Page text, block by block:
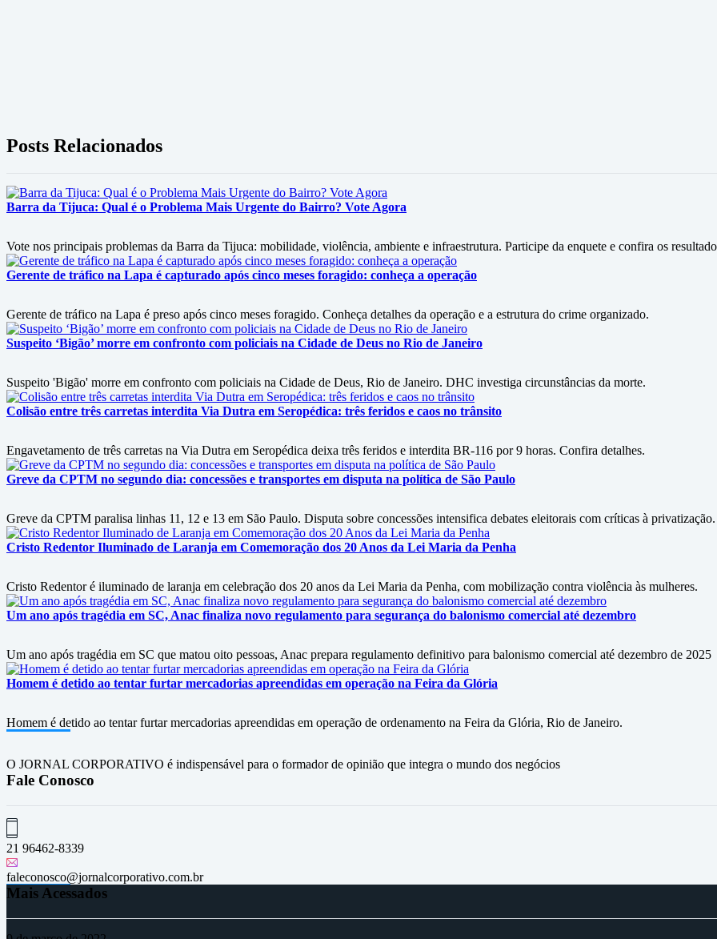
Posts Relacionados
Barra da Tijuca: Qual é o Problema Mais Urgente do Bairro? Vote Agora
Vote nos principais problemas da Barra da Tijuca: mobilidade, violência, ambiente e infraestrutura. Participe da enquete e confira os
Gerente de tráfico na Lapa é capturado após cinco meses foragido: conheça a operação
Gerente de tráfico na Lapa é preso após cinco meses foragido. Conheça detalhes da operação e a estrutura do crime organizado.
Suspeito ‘Bigão’ morre em confronto com policiais na Cidade de Deus no Rio de Janeiro
Suspeito 'Bigão' morre em confronto com policiais na Cidade de Deus, Rio de Janeiro. DHC investiga circunstâncias da morte.
Colisão entre três carretas interdita Via Dutra em Seropédica: três feridos e caos no trânsito
Engavetamento de três carretas na Via Dutra em Seropédica deixa três feridos e interdita BR-116 por 9 horas. Confira detalhes.
Greve da CPTM no segundo dia: concessões e transportes em disputa na política de São Paulo
Greve da CPTM paralisa linhas 11, 12 e 13 em São Paulo. Disputa sobre concessões intensifica debates eleitorais com críticas à privatização.
Cristo Redentor Iluminado de Laranja em Comemoração dos 20 Anos da Lei Maria da Penha
Cristo Redentor é iluminado de laranja em celebração dos 20 anos da Lei Maria da Penha, com mobilização contra violência às mulheres.
Um ano após tragédia em SC, Anac finaliza novo regulamento para segurança do balonismo comercial até dezembro
Um ano após tragédia em SC que matou oito pessoas, Anac prepara regulamento definitivo para balonismo comercial até dezembro de 2025
Homem é detido ao tentar furtar mercadorias apreendidas em operação na Feira da Glória
Homem é detido ao tentar furtar mercadorias apreendidas em operação de ordenamento na Feira da Glória, Rio de Janeiro.
O JORNAL CORPORATIVO é indispensável para o formador de opinião que integra o mundo dos negócios
Fale Conosco
21 96462-8339
faleconosco@jornalcorporativo.com.br
Mais Acessados